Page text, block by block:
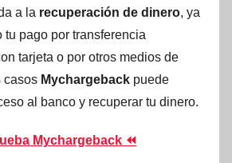
a la recuperación de dinero, ya
tu pago por transferencia
tarjeta o por otros medios de
casos Mychargeback puede
al banco y recuperar tu dinero.
Mychargeback ⏪